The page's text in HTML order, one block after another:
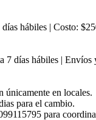
hábiles | Costo:
7 días hábiles |
únicamente en locales.
para el cambio.
para